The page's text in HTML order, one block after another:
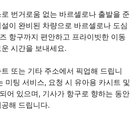
번거로움 없는 바르셀로나 출발을 준
이 완비된 차량으로 바르셀로나 도심
항구까지 편안하고 프라이빗한 이동
시간을 보내세요.
또는 기타 주소에서 픽업해 드립니
미팅 서비스, 요청 시 유아용 카시트 및
어 있으며, 기사가 항구로 향하는 동안
해 드립니다.